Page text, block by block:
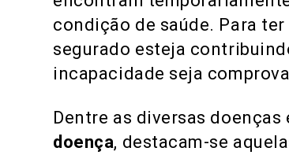
condição de saúde. Para
segurado esteja
incapacidade seja
Dentre as diversas
doença, destacam-se